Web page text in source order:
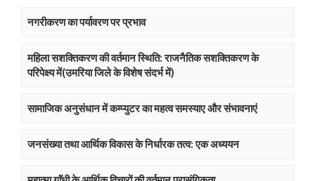
नगरीकरण का पर्यावरण पर प्रभाव
महिला सशक्तिकरण की वर्तमान स्थिति: राजनैतिक सशक्तिकरण के
परिपेक्ष्य में(उमरिया जिले के विशेष संदर्भ में)
सामाजिक अनुसंधान में कम्प्युटर का महत्व समस्याए और संभावनाएं
जनसंख्या तथा आर्थिक विकास के निर्धारक तत्व: एक अध्ययन